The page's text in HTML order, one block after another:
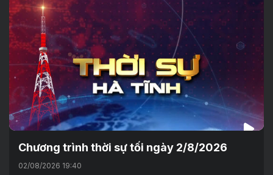
Chương trình thời sự tối ngày 2/8/2026
02/08/2026 19:40